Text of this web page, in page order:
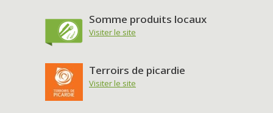
Somme produits locaux
Visiter le site
Terroirs de picardie
Visiter le site